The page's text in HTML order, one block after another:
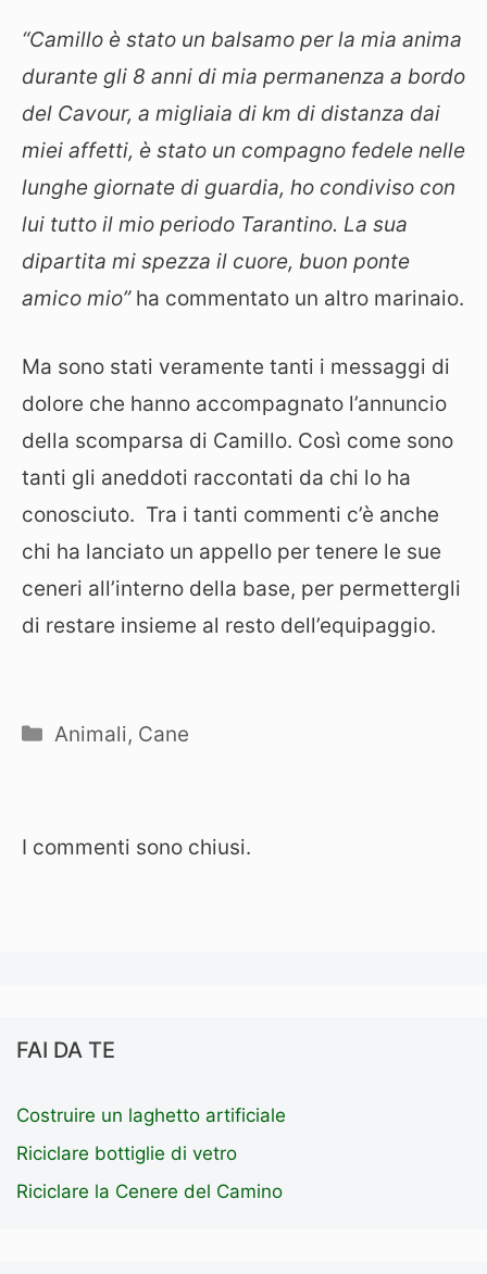
“Camillo è stato un balsamo per la mia anima
durante gli 8 anni di mia permanenza a bordo
del Cavour, a migliaia di km di distanza dai
miei affetti, è stato un compagno fedele nelle
lunghe giornate di guardia, ho condiviso con
lui tutto il mio periodo Tarantino. La sua
dipartita mi spezza il cuore, buon ponte
amico mio”ha commentato un altro marinaio.
Ma sono stati veramente tanti i messaggi di
dolore che hanno accompagnato l’annuncio
della scomparsa di Camillo. Così come sono
tanti gli aneddoti raccontati da chi lo ha
conosciuto. Tra i tanti commenti c’è anche
chi ha lanciato un appello per tenere le sue
ceneri all’interno della base, per permettergli
di restare insieme al resto dell’equipaggio.
Categorie
Animali, Cane
I commenti sono chiusi.
FAI DA TE
Costruire un laghetto artificiale
Riciclare bottiglie di vetro
Riciclare la Cenere del Camino